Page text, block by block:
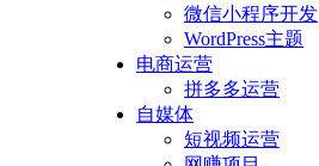
微信小程序开发
WordPress主题
电商运营
拼多多运营
自媒体
短视频运营